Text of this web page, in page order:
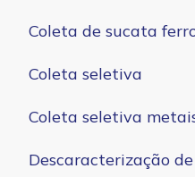
Coleta de sucata
Coleta seletiva
Coleta seletiva
Descaracterização